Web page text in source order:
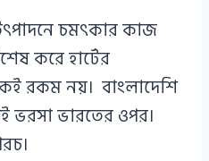
চমৎকার কাজ
করে হার্টের
রকম নয়। বাংলাদেশি
ভরসা ভারতের ওপর।